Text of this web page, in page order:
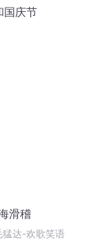
国庆节
滑稽
猛达-欢歌笑语